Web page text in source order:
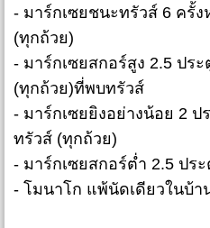
- มาร์กเซยชนะทรัวส์ 6 ครั้ง
(ทุกถ้วย)
- มาร์กเซยสกอร์สูง 2.5 ปร
(ทุกถ้วย)ที่พบทรัวส์
- มาร์กเซยยิงอย่างน้อย 2 ป
ทรัวส์ (ทุกถ้วย)
- มาร์กเซยสกอร์ต่ำ 2.5 ประ
- โมนาโก แพ้นัดเดียวในบ้า